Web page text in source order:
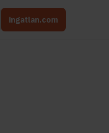
ingatlan.com